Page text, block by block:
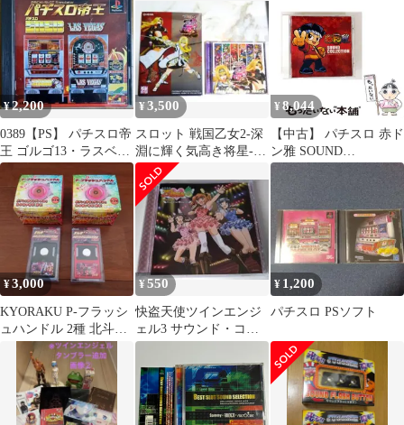
チスロ資料
¥2,200
0389【PS】 パチスロ帝
王 ゴルゴ13・ラスベガ
ス
¥3,500
スロット 戦国乙女2-深
淵に輝く気高き将星-
オリジナルサウンドト
ラック
¥ 8,044
【中古】 パチスロ 赤ド
ン雅 SOUND
COLLECTION /
universal sound team /
¥3,000
KYORAKU P-フラッシ
ュハンドル 2種 北斗の
拳 サウンドフラッシュ
ボタン
¥550
快盗天使ツインエンジ
ェル3 サウンド・コレ
クション キュンキュン
☆セレクト
¥ 1,200
パチスロ PSソフト